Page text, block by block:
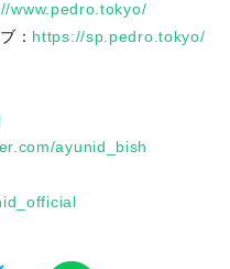
www.pedro.tokyo/
： https://sp.pedro.tokyo/
ayunid_bish